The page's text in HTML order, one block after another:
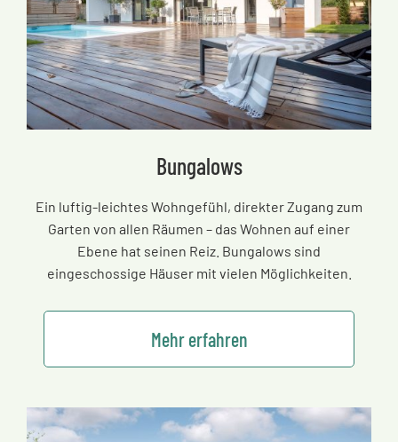
Bungalows
Ein luftig-leichtes Wohngefühl, direkter Zugang zum
Garten von allen Räumen – das Wohnen auf einer
Ebene hat seinen Reiz. Bungalows sind
eingeschossige Häuser mit vielen Möglichkeiten.
Mehr erfahren